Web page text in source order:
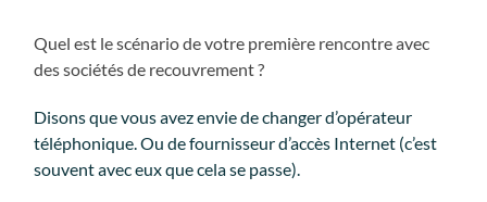
Quel est le scénario de votre première rencontre avec
des sociétés de recouvrement ?
Disons que vous avez envie de changer d’opérateur
téléphonique. Ou de fournisseur d’accès Internet (c’est
souvent avec eux que cela se passe).